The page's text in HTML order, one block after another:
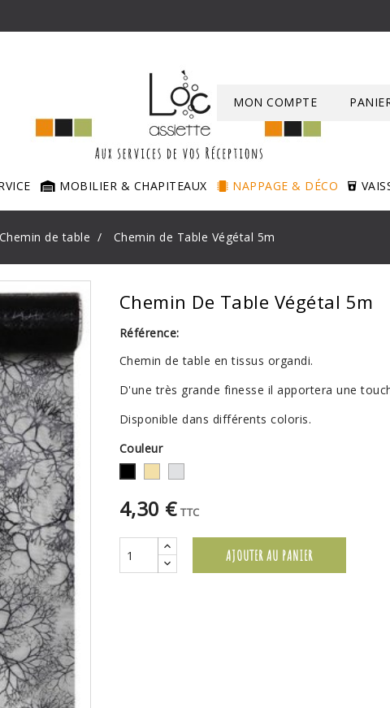
MON COMPTE
MOBILIER & CHAPITEAUX NAPPAGE & DÉCO
Chemin de table Chemin de Table Végétal 5m
Chemin De Table Végétal 5m
Référence:
Chemin de table en tissus organdi.
D'une très grande finesse il apportera une
Disponible dans différents coloris.
Couleur
Noir
4,30 € TTC
AJOUTER AU PANIER